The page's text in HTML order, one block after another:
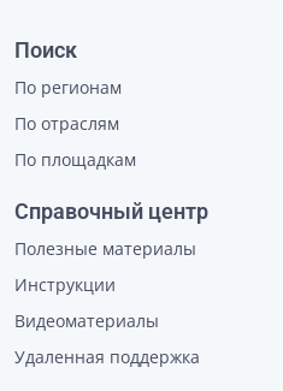
Поиск
По регионам
По отраслям
По площадкам
Справочный центр
Полезные материалы
Инструкции
Видеоматериалы
Удаленная поддержка